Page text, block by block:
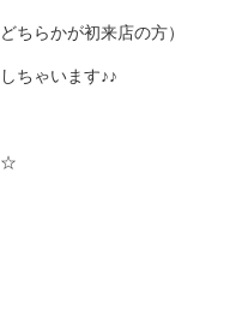
ちらかが初来店の方）
しちゃいます♪♪
☆